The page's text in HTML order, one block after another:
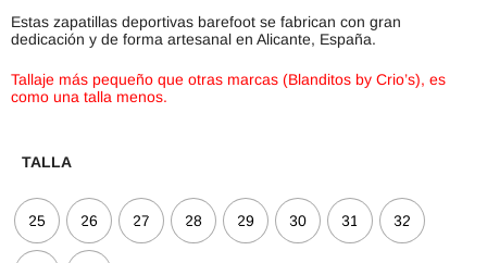
Estas zapatillas deportivas barefoot se fabrican con gran
dedicación y de forma artesanal en Alicante, España.
Tallaje más pequeño que otras marcas (Blanditos by Crio’s), es
como una talla menos.
TALLA
25 26 27 28 29 30 31 32